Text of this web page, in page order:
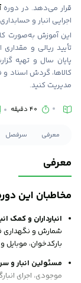
قرار می‌دهد. در دوره
اجرایی انبار و
این آموزش به‌صورت
تأیید ریالی و مقداری
پایان سال و تهیه
کالاها، گردش اسناد
مدیریت کنید.
40 دقیقه
معرفی سرفصل
معرفی
مخاطبان این
انبارداران و کمک
شمارش و نگهداری
بارکدخوان،
مسئولین انبار و
موجودی، اجرای